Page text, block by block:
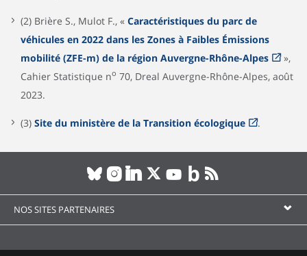
(2) Brière S., Mulot F., « Caractéristiques du parc de
véhicules en 2022 dans les Zones à Faibles Émissions
mobilité (ZFE-m) de la région Auvergne-Rhône-Alpes
»,
Cahier Statistique no 70, Dreal Auvergne-Rhône-Alpes, août
2023.
(3) Site du ministère de la Transition écologique .
NOS SITES PARTENAIRES